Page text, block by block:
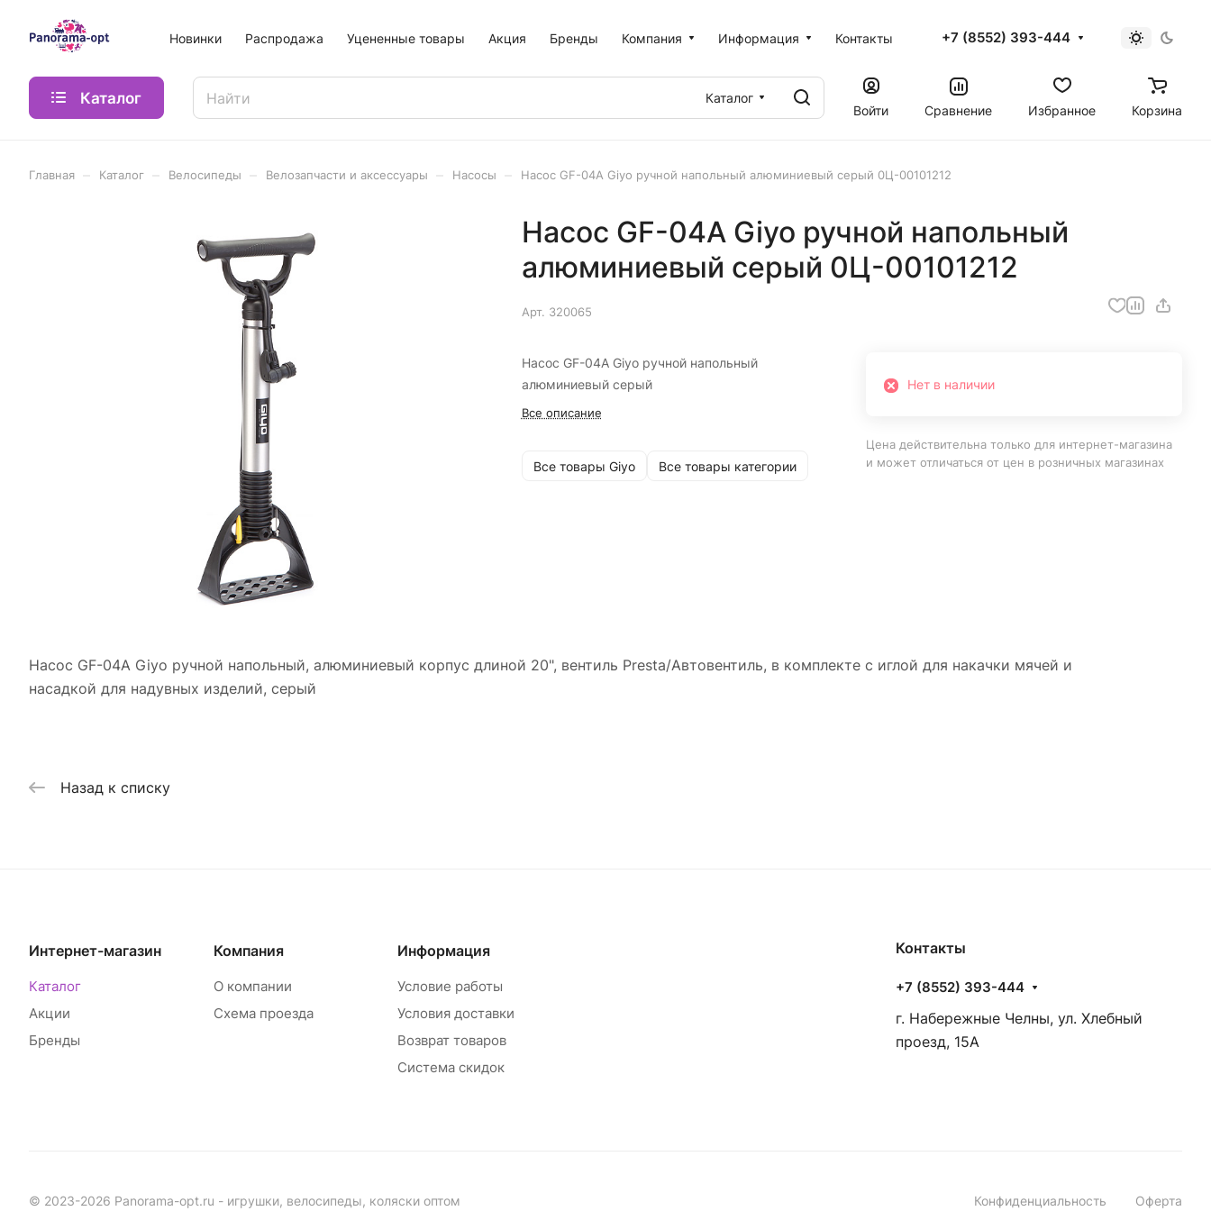
Новинки Распродажа Уцененные товары Акция Бренды Компания Информация Контакты +7 (8552) 393-444
Каталог
Каталог
Войти
Сравнение Избранное Корзина
Главная Каталог Велосипеды Велозапчасти и аксессуары Насосы Насос GF-04A Giyo ручной напольный алюминиевый серый 0Ц-00101212
Насос GF-04A Giyo ручной напольный
алюминиевый серый 0Ц-00101212
Арт. 320065
Насос GF-04A Giyo ручной напольный
алюминиевый серый
Все описание
Все товары Giyo Все товары категории
Нет в наличии
Цена действительна только для интернет-магазина
и может отличаться от цен в розничных магазинах
Насос GF-04A Giyo ручной напольный, алюминиевый корпус длиной 20", вентиль Presta/Автовентиль, в комплекте с иглой для накачки мячей и
насадкой для надувных изделий, серый
Назад к списку
Интернет-магазин
Каталог
Акции
Бренды
Компания
О компании
Схема проезда
Информация
Условие работы
Условия доставки
Возврат товаров
Система скидок
Контакты
+7 (8552) 393-444
г. Набережные Челны, ул. Хлебный
проезд, 15А
© 2023-2026 Panorama-opt.ru - игрушки, велосипеды, коляски оптом Конфиденциальность Оферта